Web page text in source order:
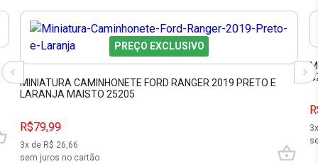
PREÇO EXCLUSIVO
MINIATURA CAMINHONETE FORD RANGER 2019 PRETO E
LARANJA MAISTO 25205
R$79,99
3x de R$ 26,66
sem juros no cartão
3